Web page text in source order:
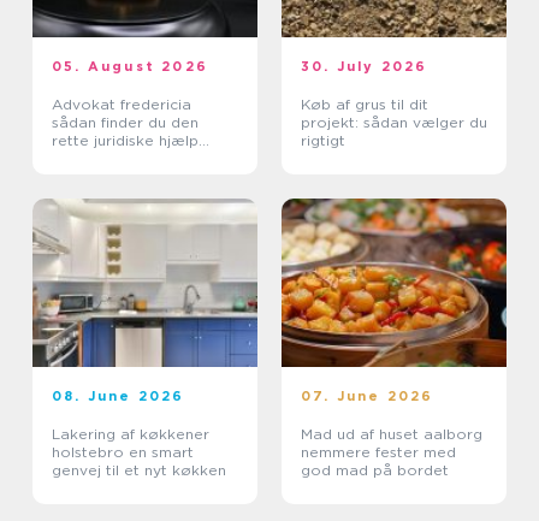
05. August 2026
Advokat fredericia
sådan finder du den
rette juridiske hjælp
30. July 2026
Køb af grus til dit
projekt: sådan vælger du
rigtigt
08. June 2026
Lakering af køkkener
holstebro en smart
genvej til et nyt køkken
07. June 2026
Mad ud af huset aalborg
nemmere fester med
god mad på bordet